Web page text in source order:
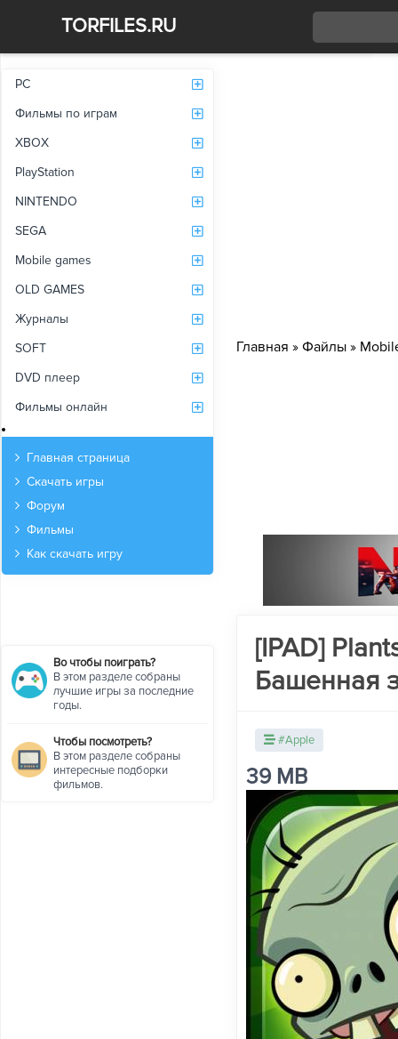
TORFILES.RU
PC
Фильмы по играм
XBOX
PlayStation
NINTENDO
SEGA
Mobile games
OLD GAMES
Журналы
SOFT
DVD плеер
Фильмы онлайн
Главная страница
Скачать игры
Форум
Фильмы
Как скачать игру
Во чтобы поиграть?
В этом разделе собраны
лучшие игры за последние
годы.
Чтобы посмотреть?
В этом разделе собраны
интересные подборки
фильмов.
Главная » Файлы »
[IPAD]
Башенная
#Apple
39 MB